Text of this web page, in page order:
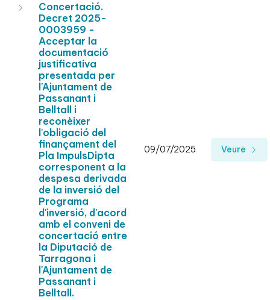
Concertació.
Decret 2025-
0003959 -
Acceptar la
documentació
justificativa
presentada per
l'Ajuntament de
Passanant i
Belltall i
reconèixer
l'obligació del
finançament del
Pla ImpulsDipta
corresponent a la
despesa derivada
de la inversió del
Programa
d'inversió, d'acord
amb el conveni de
concertació entre
la Diputació de
Tarragona i
l'Ajuntament de
Passanant i
Belltall.
09/07/2025 Veure